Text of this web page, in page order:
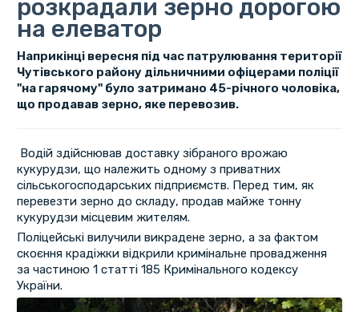
розкрадали зерно дорогою
на елеватор
Наприкінці вересня під час патрулювання території
Чутівського району дільничними офіцерами поліції
"на гарячому" було затримано 45-річного чоловіка,
що продавав зерно, яке перевозив.
Водій здійснював доставку зібраного врожаю
кукурудзи, що належить одному з приватних
сільськогосподарських підприємств. Перед тим, як
перевезти зерно до складу, продав майже тонну
кукурудзи місцевим жителям.
Поліцейські вилучили викрадене зерно, а за фактом
скоєння крадіжки відкрили кримінальне провадження
за частиною 1 статті 185 Кримінального кодексу
України.